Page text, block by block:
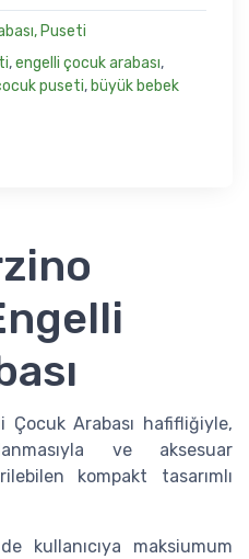
Puseti
,engelli çocuk arabası,
puseti, büyük bebek
Arabası hafifliğiyle,
ve aksesuar
kompakt tasarımlı
kullanıcıya maksiumum